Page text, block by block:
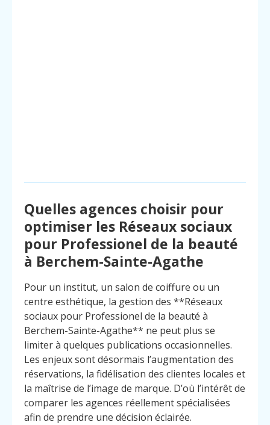
Quelles agences choisir pour
optimiser les Réseaux sociaux
pour Professionel de la beauté
à Berchem-Sainte-Agathe
Pour un institut, un salon de coiffure ou un
centre esthétique, la gestion des **Réseaux
sociaux pour Professionel de la beauté à
Berchem-Sainte-Agathe** ne peut plus se
limiter à quelques publications occasionnelles.
Les enjeux sont désormais l’augmentation des
réservations, la fidélisation des clientes locales et
la maîtrise de l’image de marque. D’où l’intérêt de
comparer les agences réellement spécialisées
afin de prendre une décision éclairée.